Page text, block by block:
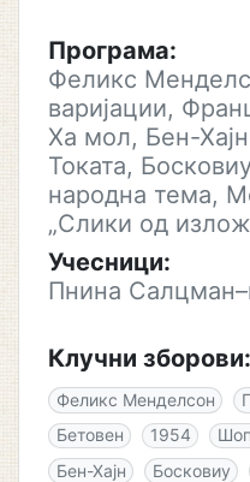
Програма:
Феликс
варијации,
Ха мол, Бен-
Токата,
народна тема,
„Слики од
Учесници:
Пнина
Клучни зборови:
Феликс Менделсон
Бетовен
1954
Бен-Хајн
Босковиу